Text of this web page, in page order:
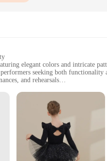
elegant colors and intricate
seeking both functionality
and rehearsals
ensuring comfort during intense
it's a testament to the fusion of
confidence and grace. The